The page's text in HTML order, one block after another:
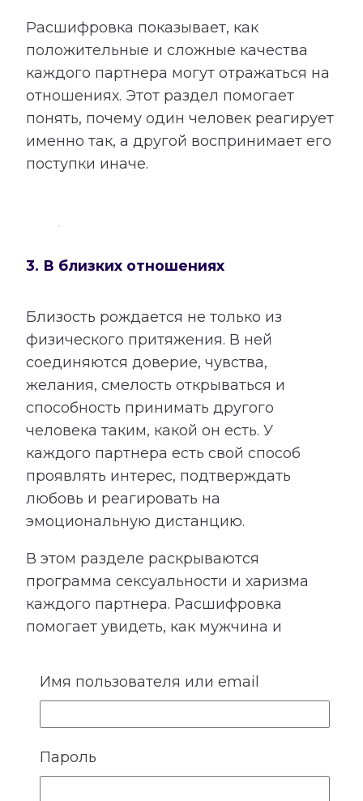
Расшифровка показывает, как
положительные и сложные качества
каждого партнера могут отражаться на
отношениях. Этот раздел помогает
понять, почему один человек реагирует
именно так, а другой воспринимает его
поступки иначе.
3. В близких отношениях
Близость рождается не только из
физического притяжения. В ней
соединяются доверие, чувства,
желания, смелость открываться и
способность принимать другого
человека таким, какой он есть. У
каждого партнера есть свой способ
проявлять интерес, подтверждать
любовь и реагировать на
эмоциональную дистанцию.
В этом разделе раскрываются
программа сексуальности и харизма
каждого партнера. Расшифровка
помогает увидеть, как мужчина и
усиливает притяжение, какие
Имя пользователя или email
Пароль